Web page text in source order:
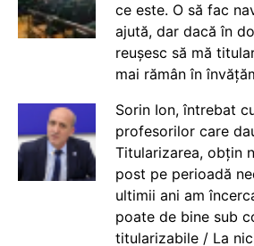
ce este. O să fac
ajută, dar dacă în
reușesc să mă
mai rămân în
Sorin Ion, întrebat
profesorilor care
Titularizarea, obțin
post pe perioadă
ultimii ani am
poate de bine sub
titularizabile / La